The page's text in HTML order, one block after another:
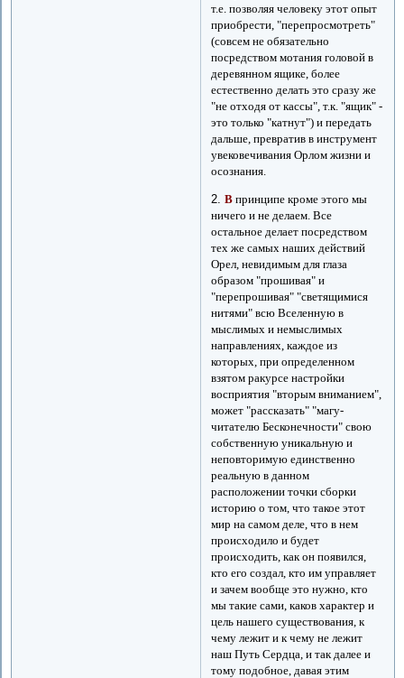
т.е. позволяя человеку этот опыт
приобрести, "перепросмотреть"
(совсем не обязательно
посредством мотания головой в
деревянном ящике, более
естественно делать это сразу же
"не отходя от кассы", т.к. "ящик" -
это только "катнут") и передать
дальше, превратив в инструмент
увековечивания Орлом жизни и
осознания.
2.В принципе кроме этого мы
ничего и не делаем. Все
остальное делает посредством
тех же самых наших действий
Орел, невидимым для глаза
образом "прошивая" и
"перепрошивая" "светящимися
нитями" всю Вселенную в
мыслимых и немыслимых
направлениях, каждое из
которых, при определенном
взятом ракурсе настройки
восприятия "вторым вниманием",
может "рассказать" "магу-
читателю Бесконечности" свою
собственную уникальную и
неповторимую единственно
реальную в данном
расположении точки сборки
историю о том, что такое этот
мир на самом деле, что в нем
происходило и будет
происходить, как он появился,
кто его создал, кто им управляет
и зачем вообще это нужно, кто
мы такие сами, каков характер и
цель нашего существования, к
чему лежит и к чему не лежит
наш Путь Сердца, и так далее и
тому подобное, давая этим